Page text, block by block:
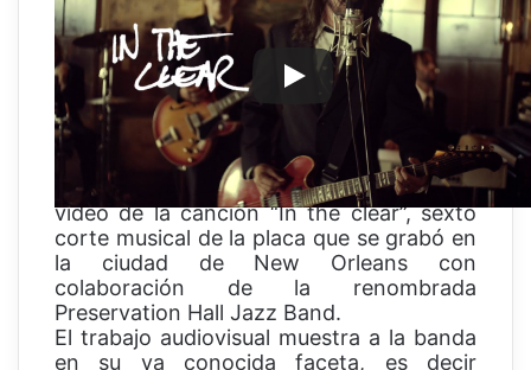
Después de la salida al mercado mundial
el pasado 10 de noviembre del álbum
Sonic Highways; Foo Fighters continúa
en constante promoción previa a su gira
mundial.
De este trabajo musical al que ellos
mismos han catalogado como un “mapa
musical de los Estados Unidos”, se ha el
video de la canción “In the clear”, sexto
corte musical de la placa que se grabó en
la ciudad de New Orleans con
colaboración de la renombrada
Preservation Hall Jazz Band.
El trabajo audiovisual muestra a la banda
en su ya conocida faceta, es decir